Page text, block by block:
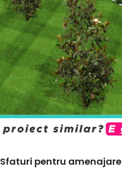
Sfaturi pentru amenajare